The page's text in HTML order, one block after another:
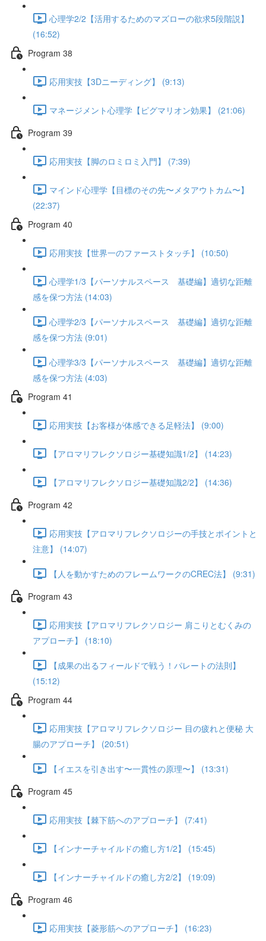
心理学2/2【活用するためのマズローの欲求5段階説】
(16:52)
Program 38
応用実技【3Dニーディング】 (9:13)
マネージメント心理学【ピグマリオン効果】 (21:06)
Program 39
応用実技【脚のロミロミ入門】 (7:39)
マインド心理学【目標のその先〜メタアウトカム〜】
(22:37)
Program 40
応用実技【世界一のファーストタッチ】 (10:50)
心理学1/3【パーソナルスペース 基礎編】適切な距離
感を保つ方法 (14:03)
心理学2/3【パーソナルスペース 基礎編】適切な距離
感を保つ方法 (9:01)
心理学3/3【パーソナルスペース 基礎編】適切な距離
感を保つ方法 (4:03)
Program 41
応用実技【お客様が体感できる足軽法】 (9:00)
【アロマリフレクソロジー基礎知識1/2】 (14:23)
【アロマリフレクソロジー基礎知識2/2】 (14:36)
Program 42
応用実技【アロマリフレクソロジーの手技とポイントと
注意】 (14:07)
【人を動かすためのフレームワークのCREC法】 (9:31)
Program 43
応用実技【アロマリフレクソロジー 肩こりとむくみの
アプローチ】 (18:10)
【成果の出るフィールドで戦う！パレートの法則】
(15:12)
Program 44
応用実技【アロマリフレクソロジー 目の疲れと便秘 大
腸のアプローチ】 (20:51)
【イエスを引き出す〜一貫性の原理〜】 (13:31)
Program 45
応用実技【棘下筋へのアプローチ】 (7:41)
【インナーチャイルドの癒し方1/2】 (15:45)
【インナーチャイルドの癒し方2/2】 (19:09)
Program 46
応用実技【菱形筋へのアプローチ】 (16:23)